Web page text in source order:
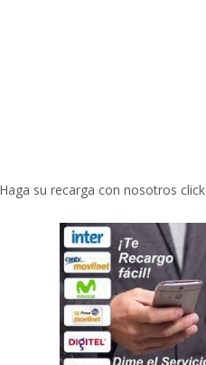
Haga su recarga con nosotros